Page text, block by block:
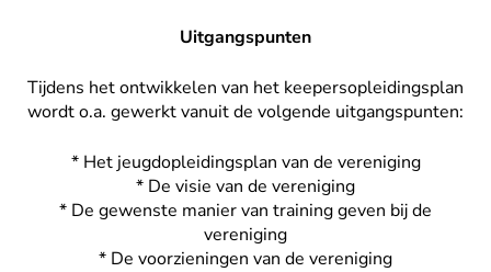
Uitgangspunten
Tijdens het ontwikkelen van het keepersopleidingsplan
wordt o.a. gewerkt vanuit de volgende uitgangspunten:
* Het jeugdopleidingsplan van de vereniging
* De visie van de vereniging
* De gewenste manier van training geven bij de
vereniging
* De voorzieningen van de vereniging